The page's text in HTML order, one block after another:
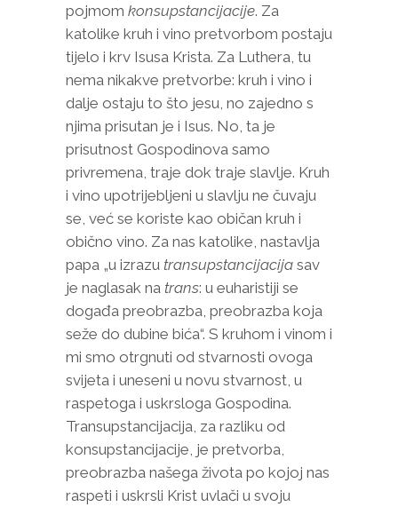
pojmom konsupstancijacije. Za
katolike kruh i vino pretvorbom postaju
tijelo i krv Isusa Krista. Za Luthera, tu
nema nikakve pretvorbe: kruh i vino i
dalje ostaju to što jesu, no zajedno s
njima prisutan je i Isus. No, ta je
prisutnost Gospodinova samo
privremena, traje dok traje slavlje. Kruh
i vino upotrijebljeni u slavlju ne čuvaju
se, već se koriste kao običan kruh i
obično vino. Za nas katolike, nastavlja
papa „u izrazu transupstancijacija sav
je naglasak na trans: u euharistiji se
događa preobrazba, preobrazba koja
seže do dubine bića“. S kruhom i vinom i
mi smo otrgnuti od stvarnosti ovoga
svijeta i uneseni u novu stvarnost, u
raspetoga i uskrsloga Gospodina.
Transupstancijacija, za razliku od
konsupstancijacije, je pretvorba,
preobrazba našega života po kojoj nas
raspeti i uskrsli Krist uvlači u svoju